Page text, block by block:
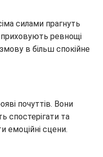
силами прагнуть
приховують ревнощі
в більш спокійне
почуттів. Вони
спостерігати та
емоційні сцени.